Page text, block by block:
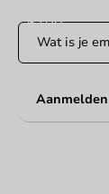
Aanmelden